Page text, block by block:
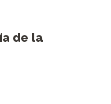
de la